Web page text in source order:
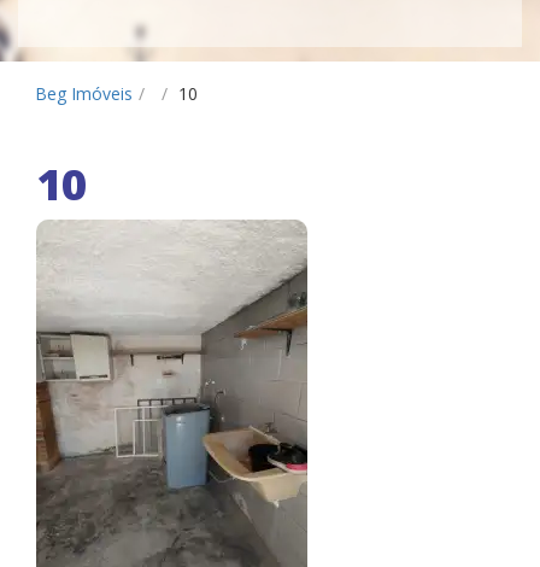
Beg Imóveis / / 10
10